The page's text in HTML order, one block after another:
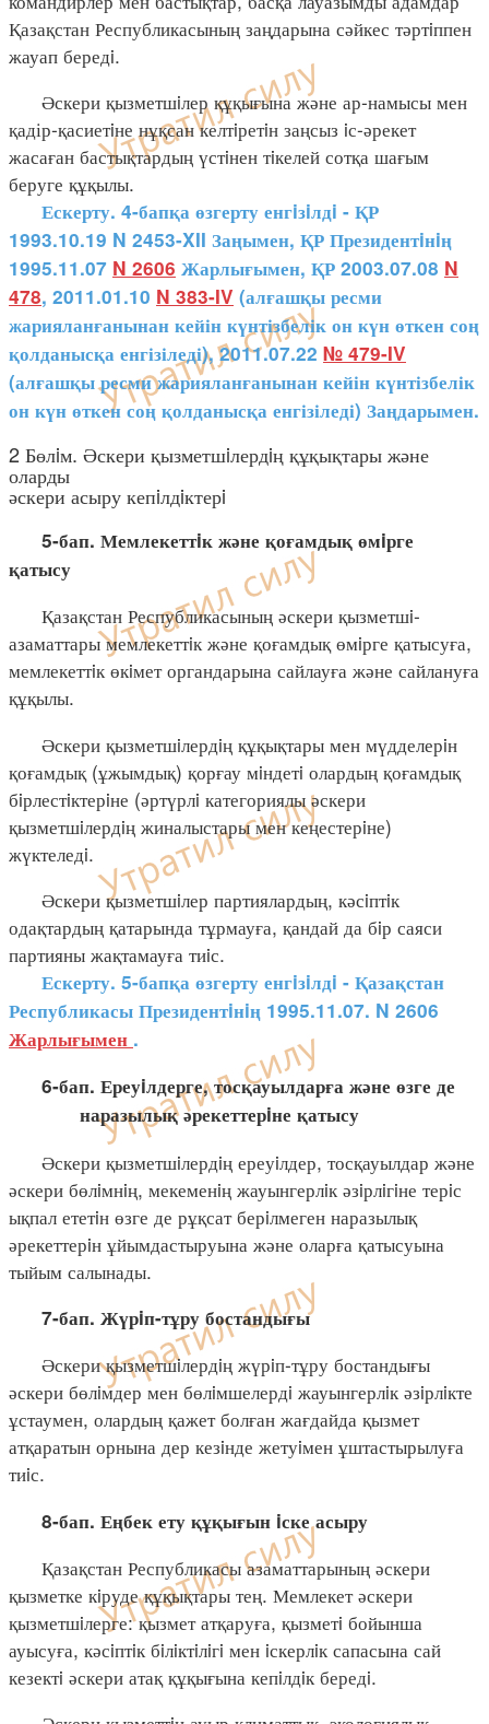
Қазақстан Республикасының заңдарына сәйкес тәртiппен
жауап бередi.
Әскери қызметшiлер құқығына және ар-намысы мен
қадір-қасиетiне нұқсан келтiретiн заңсыз iс-әрекет
жасаған бастықтардың үстiнен тiкелей сотқа шағым
беруге құқылы.
Ескерту. 4-бапқа өзгерту енгiзiлдi - ҚР
1993.10.19 N 2453-XII Заңымен, ҚР Президентiнiң
1995.11.07 N 2606 Жарлығымен, ҚР 2003.07.08 N
478, 2011.01.10 N 383-IV (алғашқы ресми
жарияланғанынан кейін күнтізбелік он күн өткен соң
қолданысқа енгізіледі), 2011.07.22 № 479-IV
(алғашқы ресми жарияланғанынан кейін күнтізбелік
он күн өткен соң қолданысқа енгізіледі) Заңдарымен.
2 Бөлiм. Әскери қызметшiлердiң құқықтары және
оларды
әскери асыру кепiлдiктерi
5-бап. Мемлекеттiк және қоғамдық өмiрге
қатысу
Қазақстан Республикасының әскери қызметшi-
азаматтары мемлекеттiк және қоғамдық өмiрге қатысуға,
мемлекеттiк өкiмет органдарына сайлауға және сайлануға
құқылы.
Әскери қызметшiлердiң құқықтары мен мүдделерiн
қоғамдық (ұжымдық) қорғау мiндетi олардың қоғамдық
бiрлестiктерiне (әртүрлi категориялы әскери
қызметшiлердiң жиналыстары мен кеңестерiне)
жүктеледi.
Әскери қызметшiлер партиялардың, кәсiптiк
одақтардың қатарында тұрмауға, қандай да бiр саяси
партияны жақтамауға тиiс.
Ескерту. 5-бапқа өзгерту енгiзiлдi - Қазақстан
Республикасы Президентiнiң 1995.11.07. N 2606
Жарлығымен .
6-бап. Ереуiлдерге, тосқауылдарға және өзге де
наразылық әрекеттерiне қатысу
Әскери қызметшiлердiң ереуiлдер, тосқауылдар және
әскери бөлiмнiң, мекеменiң жауынгерлiк әзiрлiгiне терiс
ықпал ететiн өзге де рұқсат берiлмеген наразылық
әрекеттерiн ұйымдастыруына және оларға қатысуына
тыйым салынады.
7-бап. Жүрiп-тұру бостандығы
Әскери қызметшiлердiң жүрiп-тұру бостандығы
әскери бөлiмдер мен бөлiмшелердi жауынгерлiк әзiрлiкте
ұстаумен, олардың қажет болған жағдайда қызмет
атқаратын орнына дер кезiнде жетуiмен ұштастырылуға
тиiс.
8-бап. Еңбек ету құқығын iске асыру
Қазақстан Республикасы азаматтарының әскери
қызметке кiруде құқықтары тең. Мемлекет әскери
қызметшiлерге: қызмет атқаруға, қызметi бойынша
ауысуға, кәсiптiк бiлiктiлiгi мен iскерлiк сапасына сай
кезектi әскери атақ құқығына кепiлдiк бередi.